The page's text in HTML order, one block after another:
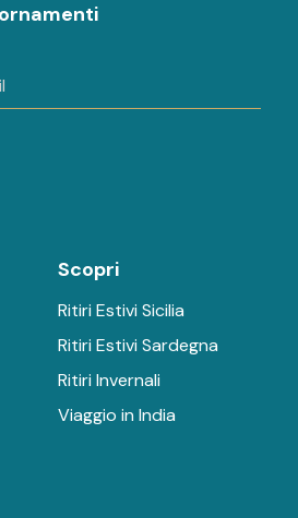
Scopri
Ritiri Estivi Sicilia
Ritiri Estivi Sardegna
Ritiri Invernali
Viaggio in India